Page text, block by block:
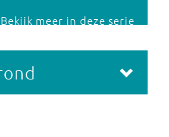
Bekijk meer in deze serie